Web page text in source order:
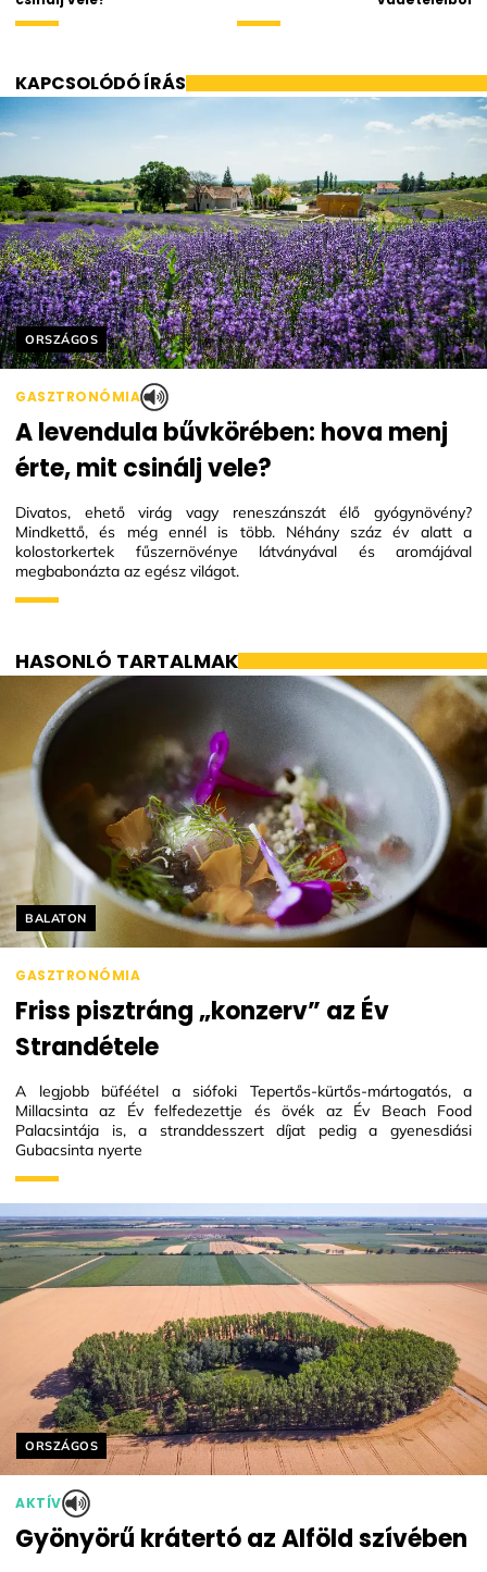
KAPCSOLÓDÓ ÍRÁS
Helyszín címkék:
ORSZÁGOS
GASZTRONÓMIA
A levendula bűvkörében: hova menj
érte, mit csinálj vele?
Divatos, ehető virág vagy reneszánszát élő gyógynövény?
Mindkettő, és még ennél is több. Néhány száz év alatt a
kolostorkertek fűszernövénye látványával és aromájával
megbabonázta az egész világot.
HASONLÓ TARTALMAK
Helyszín címkék:
BALATON
GASZTRONÓMIA
Friss pisztráng „konzerv” az Év
Strandétele
A legjobb büféétel a siófoki Tepertős-kürtős-mártogatós, a
Millacsinta az Év felfedezettje és övék az Év Beach Food
Palacsintája is, a stranddesszert díjat pedig a gyenesdiási
Gubacsinta nyerte
Helyszín címkék:
ORSZÁGOS
AKTÍV
Gyönyörű krátertó az Alföld szívében